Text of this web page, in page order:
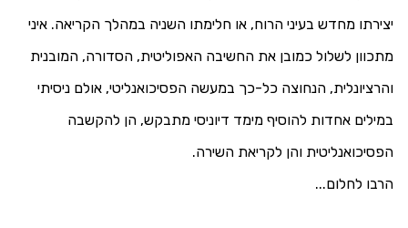
יצירתו מחדש בעיני הרוח, או חלימתו השניה במהלך הקריאה. איני
מתכוון לשלול כמובן את החשיבה האפוליטית, הסדורה, המובנית
והרציונלית, הנחוצה כל-כך במעשה הפסיכואנליטי, אולם ניסיתי
במילים אחדות להוסיף מימד דיוניסי מתבקש, הן להקשבה
הפסיכואנליטית והן לקריאת השירה.
הרבו לחלום...